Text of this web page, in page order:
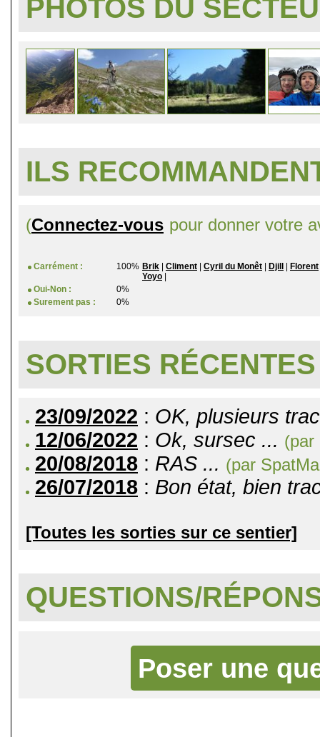
PHOTOS DU
ILS
(Connectez-vous pour donner votre
Carrément : 100% Brik Climent Cyril du Monêt Djill Florent
Yoyo
Oui-Non :
0%
Surement pas :
0%
SORTIES RÉCENTES
23/09/2022 : OK, plusieurs
12/06/2022 : Ok, sursec ... (par
20/08/2018 : RAS ... (par
26/07/2018 : Bon état, bien
[Toutes les sorties sur ce sentier]
QUESTIONS/
Poser une